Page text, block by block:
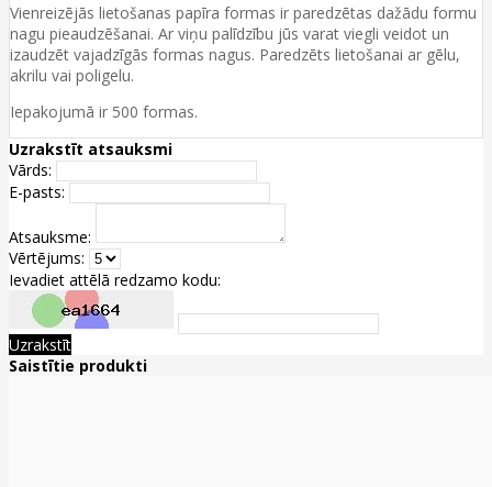
Vienreizējās lietošanas papīra formas ir paredzētas dažādu formu
nagu pieaudzēšanai. Ar viņu palīdzību jūs varat viegli veidot un
izaudzēt vajadzīgās formas nagus. Paredzēts lietošanai ar gēlu,
akrilu vai poligelu.
Iepakojumā ir 500 formas.
Uzrakstīt atsauksmi
Vārds:
E-pasts:
Atsauksme:
Vērtējums:
Ievadiet attēlā redzamo kodu:
Uzrakstīt
Saistītie produkti